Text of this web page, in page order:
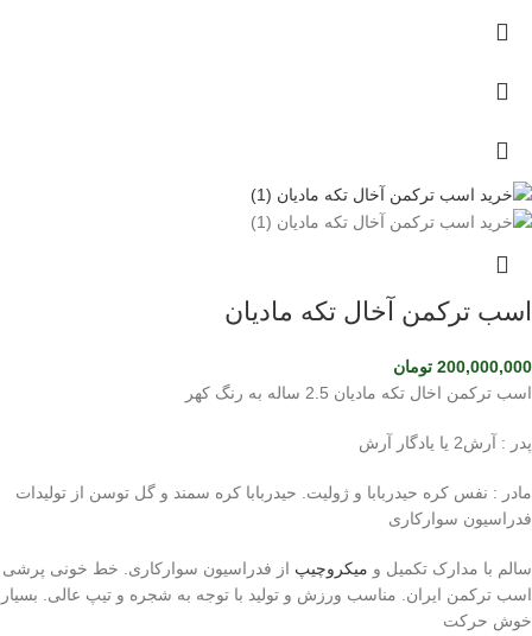
اسب ترکمن آخال تکه مادیان
200,000,000 تومان
اسب ترکمن اخال تکه مادیان 2.5 ساله به رنگ کهر
پدر : آرش2 یا یادگار آرش
مادر : نفس کره حیدربابا و ژولیت. حیدربابا کره سمند و گل توسن از تولیدات
فدراسیون سوارکاری
سالم با مدارک تکمیل و میکروچیپ از فدراسیون سوارکاری. خط خونی پرشی
اسب ترکمن ایران. مناسب ورزش و تولید با توجه به شجره و تیپ عالی. بسیار
خوش حرکت